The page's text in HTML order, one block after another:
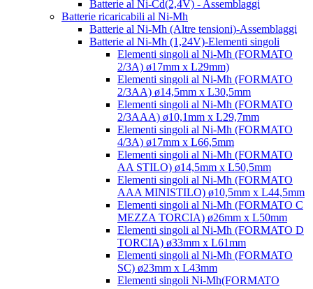
Batterie al Ni-Cd(2,4V) - Assemblaggi
Batterie ricaricabili al Ni-Mh
Batterie al Ni-Mh (Altre tensioni)-Assemblaggi
Batterie al Ni-Mh (1,24V)-Elementi singoli
Elementi singoli al Ni-Mh (FORMATO
2/3A) ø17mm x L29mm)
Elementi singoli al Ni-Mh (FORMATO
2/3AA) ø14,5mm x L30,5mm
Elementi singoli al Ni-Mh (FORMATO
2/3AAA) ø10,1mm x L29,7mm
Elementi singoli al Ni-Mh (FORMATO
4/3A) ø17mm x L66,5mm
Elementi singoli al Ni-Mh (FORMATO
AA STILO) ø14,5mm x L50,5mm
Elementi singoli al Ni-Mh (FORMATO
AAA MINISTILO) ø10,5mm x L44,5mm
Elementi singoli al Ni-Mh (FORMATO C
MEZZA TORCIA) ø26mm x L50mm
Elementi singoli al Ni-Mh (FORMATO D
TORCIA) ø33mm x L61mm
Elementi singoli al Ni-Mh (FORMATO
SC) ø23mm x L43mm
Elementi singoli Ni-Mh(FORMATO